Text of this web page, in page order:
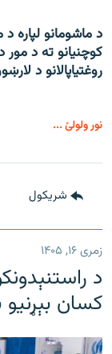
د ماشومانو لپاره
کوچنیانو ته د مور
روغتیاپالانو د
نور ولولئ ...
شريکول
زمری ۱۶, ۱۴۰۵
کسان